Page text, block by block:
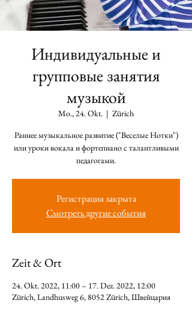
Индивидуальные и
групповые занятия
музыкой
Mo., 24. Okt.
  |
Zürich
Раннее музыкальное развитие ("Веселые Нотки")
или уроки вокала и фортепиано с талантливыми
педагогами.
Регистрация закрыта
Смотреть другие события
Zeit & Ort
24. Okt. 2022, 11:00 – 17. Dez. 2022, 12:00
Zürich, Landhusweg 6, 8052 Zürich, Швейцария